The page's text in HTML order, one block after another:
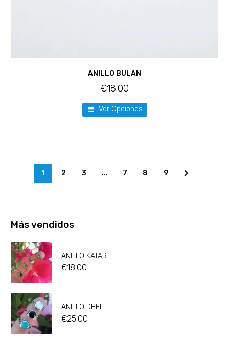
ANILLO BULAN
€18.00
Ver Opciones
1 2 3 ... 7 8 9
Más vendidos
ANILLO KATAR
€18.00
ANILLO DHELI
€25.00